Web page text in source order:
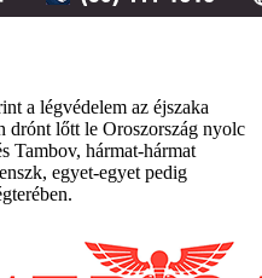
a légvédelem az éjszaka
drónt lőtt le Oroszország nyolc
Tambov, hármat-hármat
egyet-egyet pedig